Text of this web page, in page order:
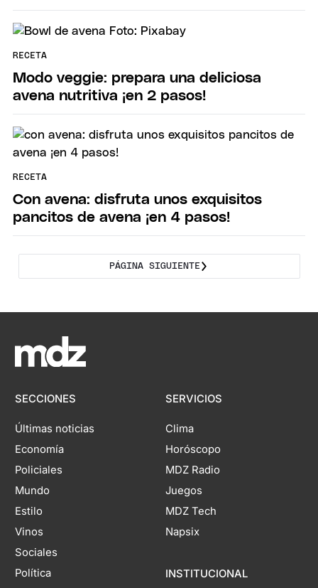
RECETA
Modo veggie: prepara una deliciosa
avena nutritiva ¡en 2 pasos!
RECETA
Con avena: disfruta unos exquisitos
pancitos de avena ¡en 4 pasos!
PÁGINA SIGUIENTE
SECCIONES
Últimas noticias
Economía
Policiales
Mundo
Estilo
Vinos
Sociales
Política
SERVICIOS
Clima
Horóscopo
MDZ Radio
Juegos
MDZ Tech
Napsix
INSTITUCIONAL